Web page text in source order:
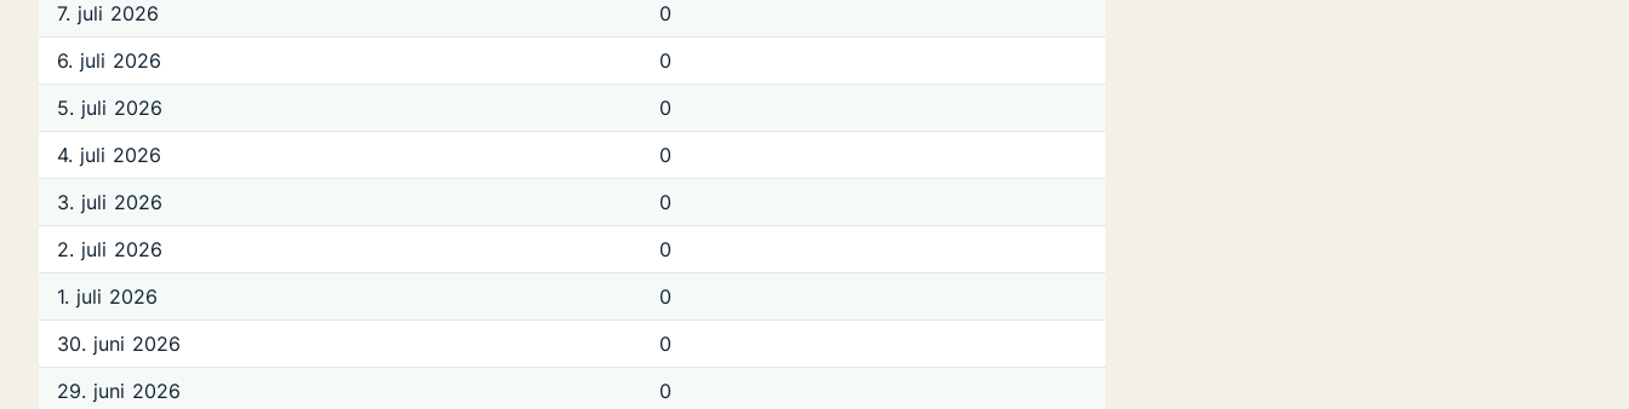
7. juli 2026
0
6. juli 2026
0
5. juli 2026
0
4. juli 2026
0
3. juli 2026
0
2. juli 2026
0
1. juli 2026
0
30. juni 2026
0
29. juni 2026
0